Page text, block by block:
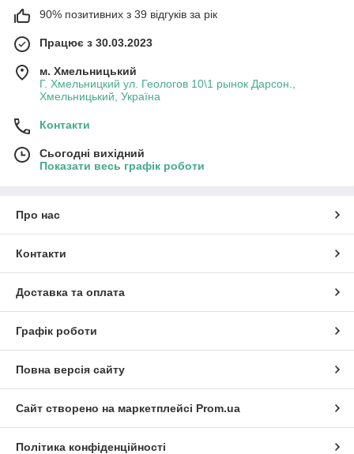
90% позитивних з 39 відгуків за рік
Працює з 30.03.2023
м. Хмельницький
Г. Хмельницкий ул. Геологов 10\1 рынок Дарсон.,
Хмельницький, Україна
Контакти
Сьогодні вихідний
Показати весь графік роботи
Про нас
Контакти
Доставка та оплата
Графік роботи
Повна версія сайту
Сайт створено на маркетплейсі Prom.ua
Політика конфіденційності